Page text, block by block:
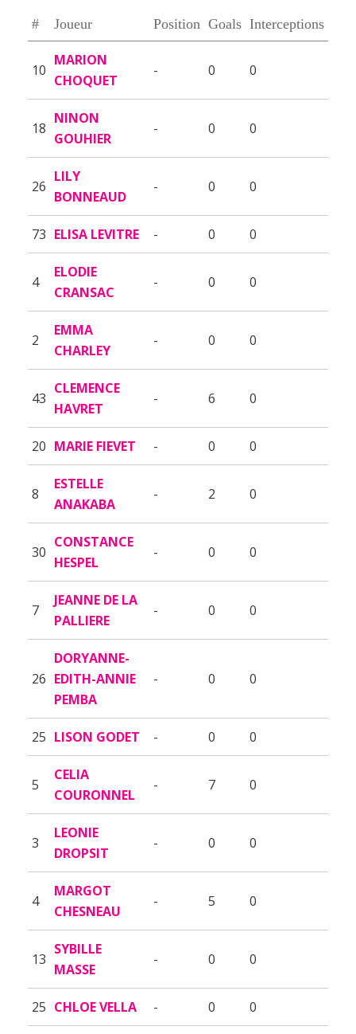
# Joueur Position Goals Interceptions
10
MARION
CHOQUET
- 0 0
18
NINON
GOUHIER
- 0 0
26
LILY
BONNEAUD
- 0 0
73 ELISA LEVITRE - 0 0
4
ELODIE
CRANSAC
- 0 0
2
EMMA
CHARLEY
- 0 0
43
CLEMENCE
HAVRET
- 6 0
20 MARIE FIEVET - 0 0
8
ESTELLE
ANAKABA
- 2 0
30
CONSTANCE
HESPEL
- 0 0
7
JEANNE DE LA
PALLIERE
- 0 0
26
DORYANNE-
EDITH-ANNIE
PEMBA
- 0 0
25 LISON GODET - 0 0
5
CELIA
COURONNEL
- 7 0
3
LEONIE
DROPSIT
- 0 0
4
MARGOT
CHESNEAU
- 5 0
13
SYBILLE
MASSE
- 0 0
25 CHLOE VELLA - 0 0